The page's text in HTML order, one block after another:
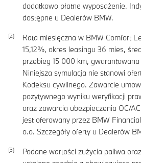
dodatkowo płatne wyposażenie.
dostępne u Dealerów BMW.
Rata miesięczna w BMW Comfort
15,12%, okres leasingu 36 mies,
przebieg 15 000 km,
Niniejsza symulacja nie stanowi
Kodeksu cywilnego. Zawarcie
pozytywnego wyniku weryfikacji
oraz zawarcia ubezpieczenia OC/
jest oferowany przez BMW
o.o. Szczegóły oferty u Dealerów
Podane wartości zużycia paliwa